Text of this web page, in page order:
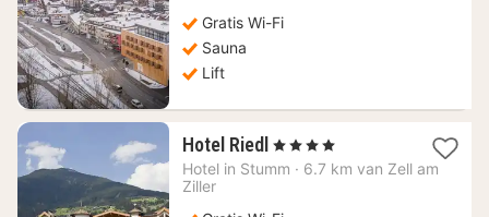
Gratis Wi-Fi
Sauna
Lift
Hotel Riedl 1
nacht
, 4 Sterren
Hotel in Stumm · 6.7 km van Zell am
Ziller